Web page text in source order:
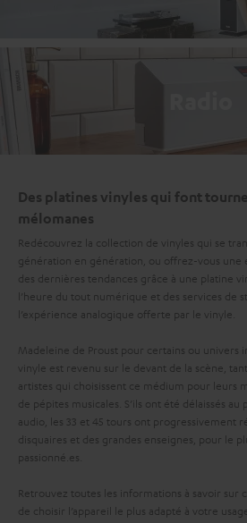
Des platines vinyles qui font
mélomanes
Redécouvrez la collection de vinyles qui se
génération en génération, ou offrez-vous une
des dernières tendances grâce à une platine
l’heure du tout numérique et des services de
l’expérience analogique offerte par le vinyle.
Madeleine de Proust pour certains ou univers
vinyle est revenu sur le devant de la scène,
artistes qui choisissent ce médium pour leurs
de pépites musicales. S’ils ont été délaissés au
audio, les 33 et 45 tours ont progressivement
disquaires et des grandes enseignes, pour le
passionné.es.
Retrouvez toutes les informations à savoir sur
de choisir l’appareil le plus adapté à votre